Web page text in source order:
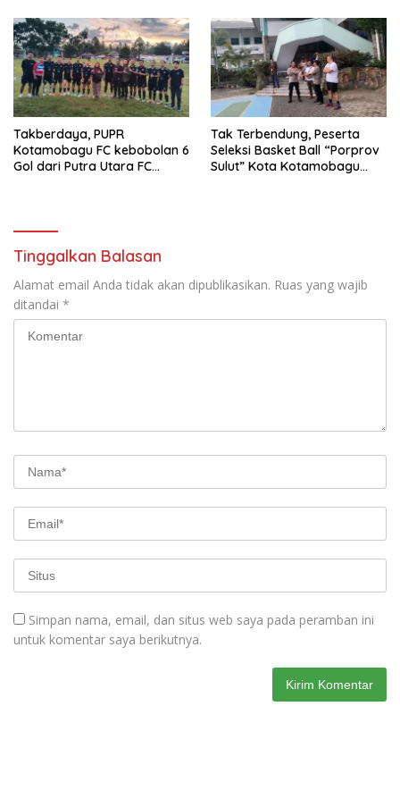
u
)
Takberdaya, PUPR
Kotamobagu FC kebobolan 6
Gol dari Putra Utara FC
Tak Terbendung, Peserta
Seleksi Basket Ball “Porprov
Sulut” Kota Kotamobagu
Tinggalkan Balasan
Alamat email Anda tidak akan dipublikasikan. Ruas yang wajib
ditandai *
Simpan nama, email, dan situs web saya pada peramban ini
untuk komentar saya berikutnya.